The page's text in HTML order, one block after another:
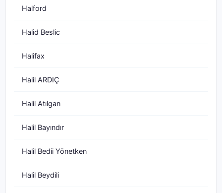
Halford
Halid Beslic
Halifax
Halil ARDIÇ
Halil Atılgan
Halil Bayındır
Halil Bedii Yönetken
Halil Beydili